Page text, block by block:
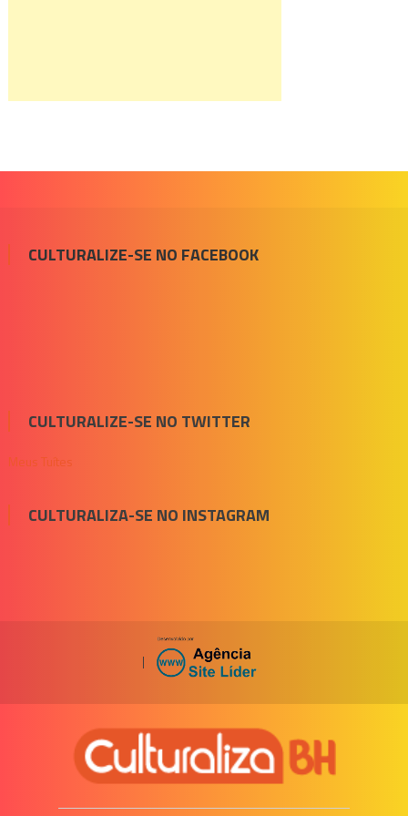
CULTURALIZE-SE NO FACEBOOK
CULTURALIZE-SE NO TWITTER
Meus Tuítes
CULTURALIZA-SE NO INSTAGRAM
|